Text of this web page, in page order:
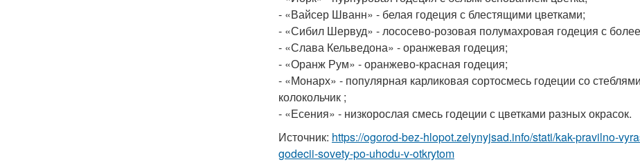
- «Вайсер Шванн» - белая годеция с блестящими цветками;
- «Сибил Шервуд» - лососево-розовая полумахровая годеция с
- «Слава Кельведона» - оранжевая годеция;
- «Оранж Рум» - оранжево-красная годеция;
- «Монарх» - популярная карликовая сортосмесь годеции со
колокольчик ;
- «Есения» - низкорослая смесь годеции с цветками разных окрасок.
Источник: https://ogorod-bez-hlopot.zelynyjsad.info/stati/kak-pravilno-
godecii-sovety-po-uhodu-v-otkrytom